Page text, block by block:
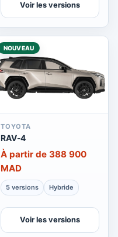
Voir les versions
NOUVEAU
TOYOTA
RAV-4
À partir de 388 900
MAD
5 versions Hybride
Voir les versions